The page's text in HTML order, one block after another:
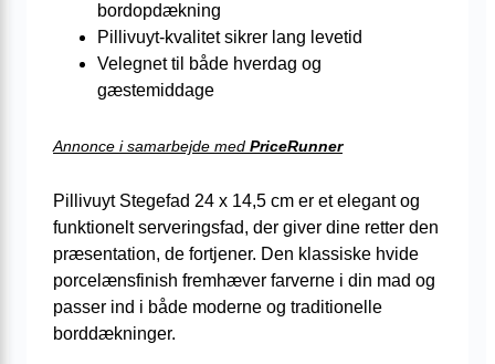
bordopdækning
Pillivuyt-kvalitet sikrer lang levetid
Velegnet til både hverdag og
gæstemiddage
Annonce i samarbejde med PriceRunner
Pillivuyt Stegefad 24 x 14,5 cm er et elegant og
funktionelt serveringsfad, der giver dine retter den
præsentation, de fortjener. Den klassiske hvide
porcelænsfinish fremhæver farverne i din mad og
passer ind i både moderne og traditionelle
borddækninger.